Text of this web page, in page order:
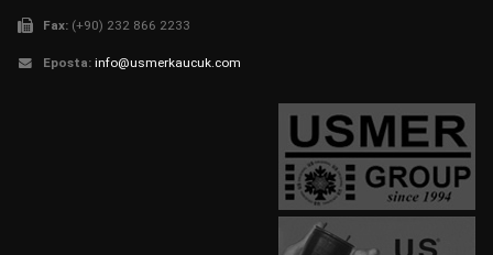
Fax: (+90) 232 866 2233
Eposta: info@usmerkaucuk.com